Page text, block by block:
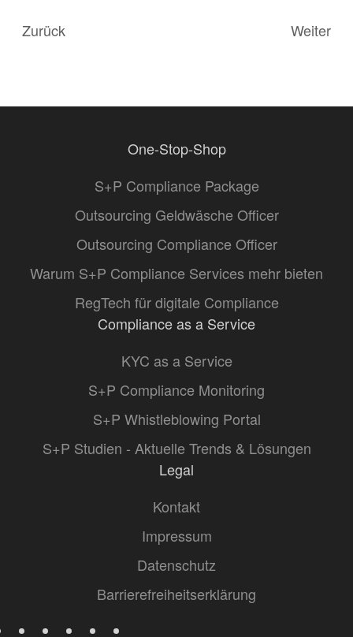
Zurück Weiter
One-Stop-Shop
S+P Compliance Package
Outsourcing Geldwäsche Officer
Outsourcing Compliance Officer
Warum S+P Compliance Services mehr bieten
RegTech für digitale Compliance
Compliance as a Service
KYC as a Service
S+P Compliance Monitoring
S+P Whistleblowing Portal
S+P Studien - Aktuelle Trends & Lösungen
Legal
Kontakt
Impressum
Datenschutz
Barrierefreiheitserklärung